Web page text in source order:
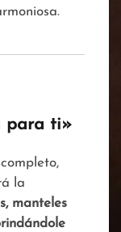
para ti»
la
manteles